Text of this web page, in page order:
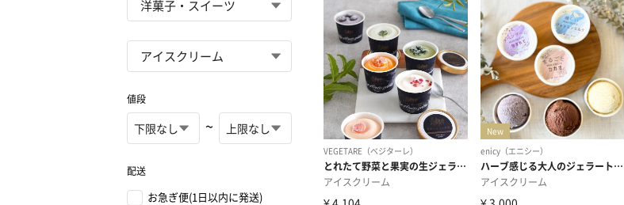
値段
~
配送
お急ぎ便(1日以内に発送)